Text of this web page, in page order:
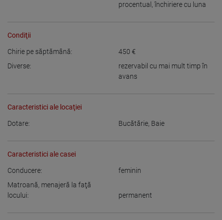
procentual ,închiriere cu luna
Condiţii
Chirie pe săptămână: 450 €
Diverse:
rezervabil cu mai mult timp în
avans
Caracteristici ale locaţiei
Dotare: Bucătărie, Baie
Caracteristici ale casei
Conducere:
feminin
Matroană, menajeră la faţă
locului:
permanent